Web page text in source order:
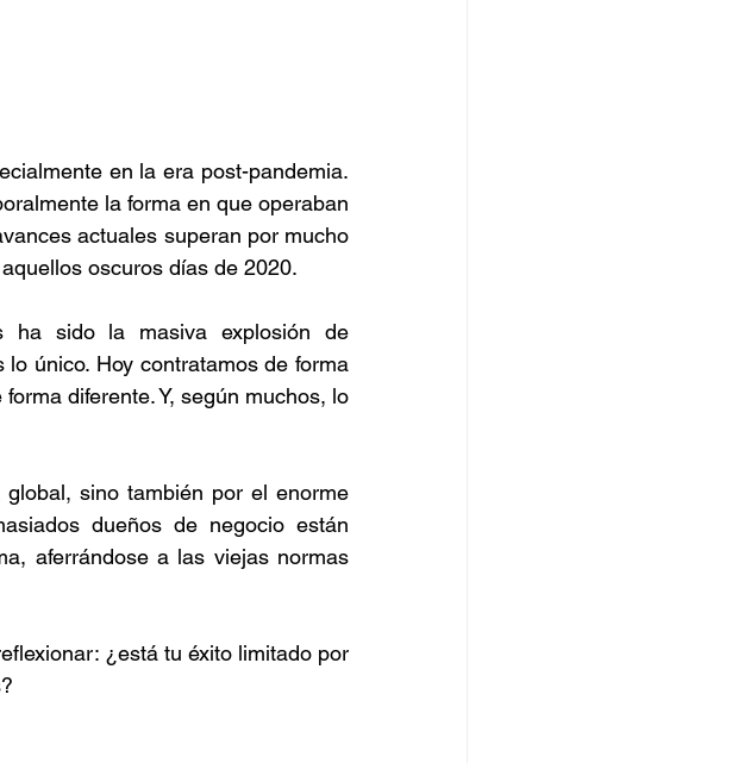
en la era post-pandemia.
la forma en que operaban
actuales superan por mucho
oscuros días de 2020.
ha sido la masiva explosión de
único. Hoy contratamos de forma
diferente. Y, según muchos, lo
sino también por el enorme
dueños de negocio están
aferrándose a las viejas normas
¿está tu éxito limitado por